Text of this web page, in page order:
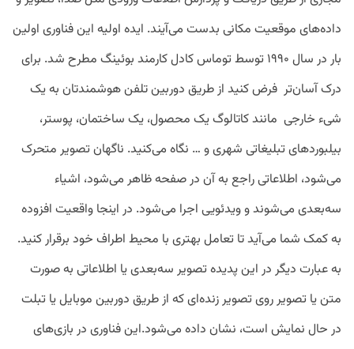
داده‌‌های موقعیت مکانی بدست می‌آیند. ایده اولیه این فناوری اولین
بار در سال ۱۹۹۰ توسط توماس کادل کارمند بوئینگ مطرح شد. برای
درک آسان‌تر فرض کنید از طریق دوربین تلفن هوشمندتان به یک
شیء خارجی مانند کاتالوگ یک محصول، یک ساختمان، پوستر،
بیلبوردهای تبلیغاتی شهری و … نگاه می‌کنید. ناگهان تصویر متحرک
می‌شود، اطلاعاتی راجع به آن در صفحه ظاهر می‌شود، اشیاء
سه‌بعدی می‌شوند و ویدئویی اجرا می‌شود. در اینجا واقعیت افزوده
به کمک شما می‌آید تا تعامل بهتری با محیط اطراف خود برقرار کنید.
به عبارت دیگر در این پدیده تصویر سه‌بعدی یا اطلاعاتی به صورت
متن یا تصویر روی تصویر زنده‌ای که از طریق دوربین موبایل یا تبلت
در حال نمایش است، نشان داده می‌شود.این فناوری در بازی‌های